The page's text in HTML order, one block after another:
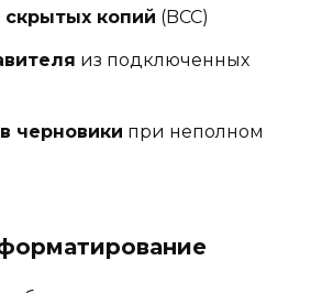
копий (BCC)
из подключенных
черновики при неполном